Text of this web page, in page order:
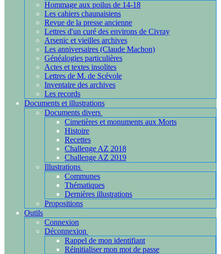
Hommage aux poilus de 14-18
Les cahiers chaunaisiens
Revue de la presse ancienne
Lettres d'un curé des environs de Civray
Arsenic et vieilles archives
Les anniversaires (Claude Machon)
Généalogies particulières
Actes et textes insolites
Lettres de M. de Scévole
Inventaire des archives
Les records
Documents et illustrations
Documents divers
Cimetières et monuments aux Morts
Histoire
Recettes
Challenge AZ 2018
Challenge AZ 2019
Illustrations
Communes
Thématiques
Dernières illustrations
Propositions
Outils
Connexion
Déconnexion
Rappel de mon identifiant
Réinitialiser mon mot de passe